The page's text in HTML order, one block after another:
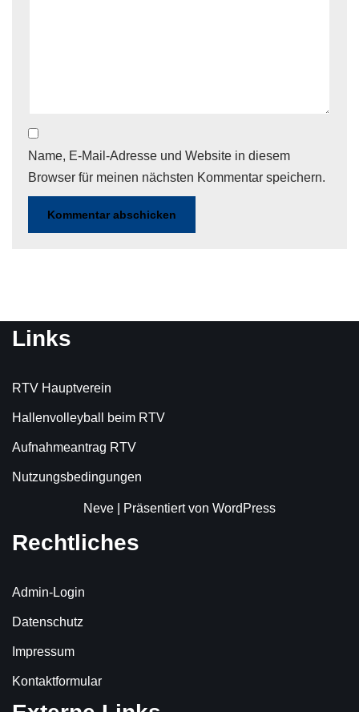
Name, E-Mail-Adresse und Website in diesem
Browser für meinen nächsten Kommentar speichern.
Links
RTV Hauptverein
Hallenvolleyball beim RTV
Aufnahmeantrag RTV
Nutzungsbedingungen
Neve | Präsentiert von WordPress
Rechtliches
Admin-Login
Datenschutz
Impressum
Kontaktformular